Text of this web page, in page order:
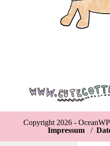
Copyright 2026 -
Impressum /